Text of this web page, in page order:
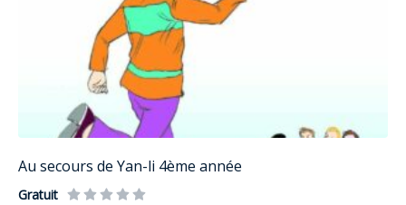
Au secours de Yan-li 4ème année
Gratuit